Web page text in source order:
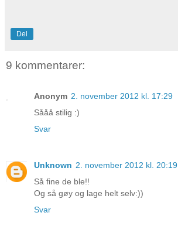
Del
9 kommentarer:
Anonym 2. november 2012 kl. 17:29
Sååå stilig :)
Svar
Unknown 2. november 2012 kl. 20:19
Så fine de ble!!
Og så gøy og lage helt selv:))
Svar